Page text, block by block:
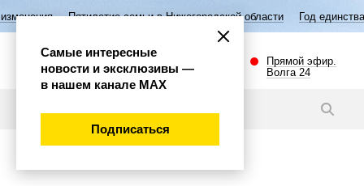
семьи в Нижегородской области Год единства народов
Прямой эфир.
Волга 24
Самые интересные
новости и эксклюзивы —
в нашем канале МАХ
Подписаться